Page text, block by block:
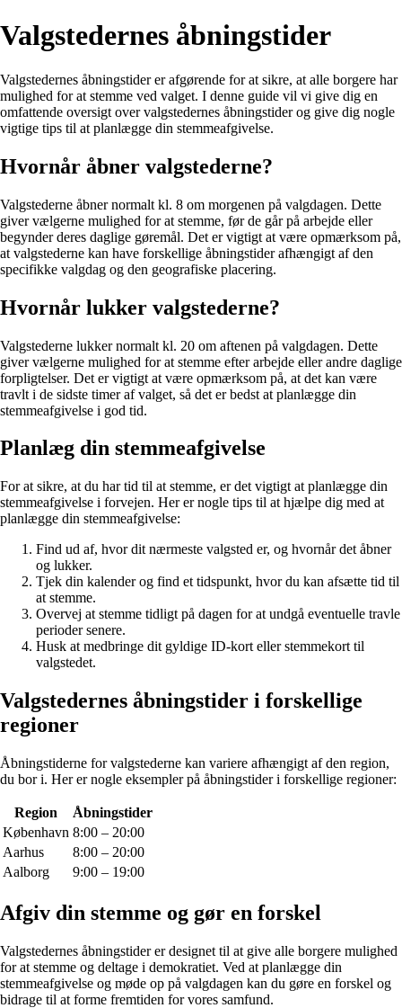
Valgstedernes åbningstider
Valgstedernes åbningstider er afgørende for at sikre, at alle borgere har
mulighed for at stemme ved valget. I denne guide vil vi give dig en
omfattende oversigt over valgstedernes åbningstider og give dig nogle
vigtige tips til at planlægge din stemmeafgivelse.
Hvornår åbner valgstederne?
Valgstederne åbner normalt kl. 8 om morgenen på valgdagen. Dette
giver vælgerne mulighed for at stemme, før de går på arbejde eller
begynder deres daglige gøremål. Det er vigtigt at være opmærksom på,
at valgstederne kan have forskellige åbningstider afhængigt af den
specifikke valgdag og den geografiske placering.
Hvornår lukker valgstederne?
Valgstederne lukker normalt kl. 20 om aftenen på valgdagen. Dette
giver vælgerne mulighed for at stemme efter arbejde eller andre daglige
forpligtelser. Det er vigtigt at være opmærksom på, at det kan være
travlt i de sidste timer af valget, så det er bedst at planlægge din
stemmeafgivelse i god tid.
Planlæg din stemmeafgivelse
For at sikre, at du har tid til at stemme, er det vigtigt at planlægge din
stemmeafgivelse i forvejen. Her er nogle tips til at hjælpe dig med at
planlægge din stemmeafgivelse:
Find ud af, hvor dit nærmeste valgsted er, og hvornår det åbner
og lukker.
Tjek din kalender og find et tidspunkt, hvor du kan afsætte tid til
at stemme.
Overvej at stemme tidligt på dagen for at undgå eventuelle travle
perioder senere.
Husk at medbringe dit gyldige ID-kort eller stemmekort til
valgstedet.
Valgstedernes åbningstider i forskellige
regioner
Åbningstiderne for valgstederne kan variere afhængigt af den region,
du bor i. Her er nogle eksempler på åbningstider i forskellige regioner:
Region
Åbningstider
København 8:00 – 20:00
Aarhus
8:00 – 20:00
Aalborg
9:00 – 19:00
Afgiv din stemme og gør en forskel
Valgstedernes åbningstider er designet til at give alle borgere mulighed
for at stemme og deltage i demokratiet. Ved at planlægge din
stemmeafgivelse og møde op på valgdagen kan du gøre en forskel og
bidrage til at forme fremtiden for vores samfund.